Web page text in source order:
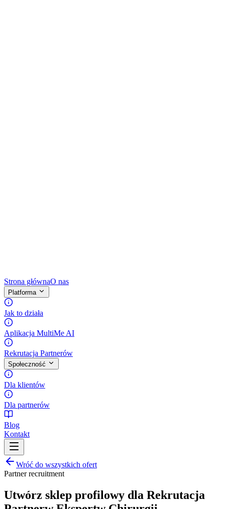
Strona głównaO nas
Platforma
Jak to działa
Aplikacja MultiMe AI
Rekrutacja Partnerów
Społeczność
Dla klientów
Dla partnerów
Blog
Kontakt
Wróć do wszystkich ofert
Partner recruitment
Utwórz sklep profilowy dla Rekrutacja